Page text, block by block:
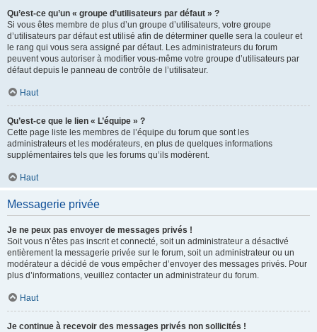
Qu’est-ce qu’un « groupe d’utilisateurs par défaut » ?
Si vous êtes membre de plus d’un groupe d’utilisateurs, votre groupe
d’utilisateurs par défaut est utilisé afin de déterminer quelle sera la couleur et
le rang qui vous sera assigné par défaut. Les administrateurs du forum
peuvent vous autoriser à modifier vous-même votre groupe d’utilisateurs par
défaut depuis le panneau de contrôle de l’utilisateur.
Haut
Qu’est-ce que le lien « L’équipe » ?
Cette page liste les membres de l’équipe du forum que sont les
administrateurs et les modérateurs, en plus de quelques informations
supplémentaires tels que les forums qu’ils modèrent.
Haut
Messagerie privée
Je ne peux pas envoyer de messages privés !
Soit vous n’êtes pas inscrit et connecté, soit un administrateur a désactivé
entièrement la messagerie privée sur le forum, soit un administrateur ou un
modérateur a décidé de vous empêcher d’envoyer des messages privés. Pour
plus d’informations, veuillez contacter un administrateur du forum.
Haut
Je continue à recevoir des messages privés non sollicités !